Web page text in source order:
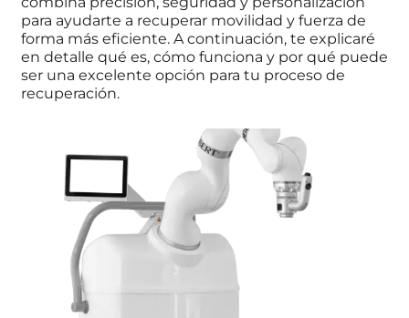
para ayudarte a recuperar movilidad y fuerza de
forma más eficiente. A continuación, te explicaré
en detalle qué es, cómo funciona y por qué puede
ser una excelente opción para tu proceso de
recuperación.